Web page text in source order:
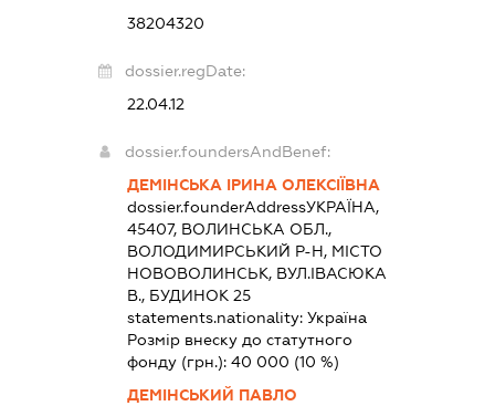
38204320
dossier.regDate:
22.04.12
dossier.foundersAndBenef:
ДЕМІНСЬКА ІРИНА ОЛЕКСІЇВНА
dossier.founderAddressУКРАЇНА,
45407, ВОЛИНСЬКА ОБЛ.,
ВОЛОДИМИРСЬКИЙ Р-Н, МІСТО
НОВОВОЛИНСЬК, ВУЛ.ІВАСЮКА
В., БУДИНОК 25
statements.nationality: Україна
Розмір внеску до статутного
фонду (грн.): 40 000 (10 %)
ДЕМІНСЬКИЙ ПАВЛО